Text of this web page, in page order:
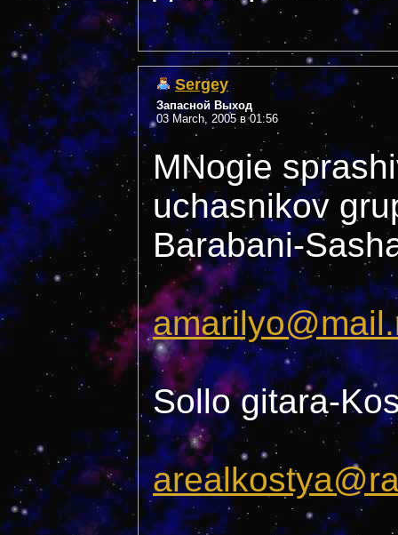
Sergey
Запасной Выход
03 March, 2005 в 01:56
MNogie
uchasnikov
Barabani-
Sollo gitara-